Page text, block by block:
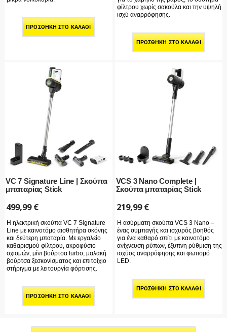
ΠΡΟΣΘΉΚΗ ΣΤΟ ΚΑΛΆΘΙ
φίλτρου χωρίς σακούλα και την υψηλή
ισχύ αναρρόφησης.
ΠΡΟΣΘΉΚΗ ΣΤΟ ΚΑΛΆΘΙ
VC 7 Signature Line | Σκούπα
μπαταρίας Stick
499,99€
Η ηλεκτρική σκούπα VC 7 Signature
Line με καινοτόμο αισθητήρα σκόνης
και δεύτερη μπαταρία. Με εργαλείο
καθαρισμού φίλτρου, ακροφύσιο
σχισμών, μίνι βούρτσα turbo, μαλακή
βούρτσα ξεσκονίσματος και επιτοίχιο
στήριγμα με λειτουργία φόρτισης.
ΠΡΟΣΘΉΚΗ ΣΤΟ ΚΑΛΆΘΙ
VCS 3 Nano Complete |
Σκούπα μπαταρίας Stick
219,99€
Η ασύρματη σκούπα VCS 3 Nano –
ένας συμπαγής και ισχυρός βοηθός
για ένα καθαρό σπίτι με καινοτόμο
ανίχνευση ρύπων, έξυπνη ρύθμιση της
ισχύος αναρρόφησης και φωτισμό
LED.
ΠΡΟΣΘΉΚΗ ΣΤΟ ΚΑΛΆΘΙ